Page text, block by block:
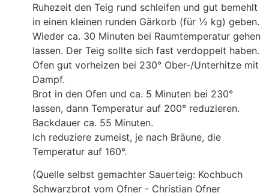
Ruhezeit den Teig rund schleifen und gut bemehlt
in einen kleinen runden Gärkorb (für ½ kg) geben.
Wieder ca. 30 Minuten bei Raumtemperatur gehen
lassen. Der Teig sollte sich fast verdoppelt haben.
Ofen gut vorheizen bei 230° Ober-/Unterhitze mit
Dampf.
Brot in den Ofen und ca. 5 Minuten bei 230°
lassen, dann Temperatur auf 200° reduzieren.
Backdauer ca. 55 Minuten.
Ich reduziere zumeist, je nach Bräune, die
Temperatur auf 160°.
(Quelle selbst gemachter Sauerteig: Kochbuch
Schwarzbrot vom Ofner - Christian Ofner